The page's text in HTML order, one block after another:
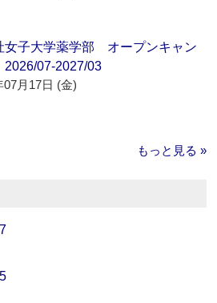
女子大学薬学部 オープンキャン
07-2027/03
07月17日 (金)
もっと見る »